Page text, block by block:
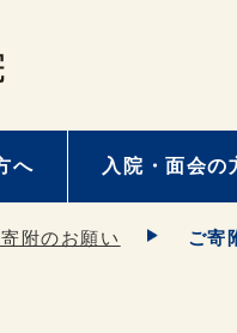
へ 入院・面会の
附のお願い ご寄